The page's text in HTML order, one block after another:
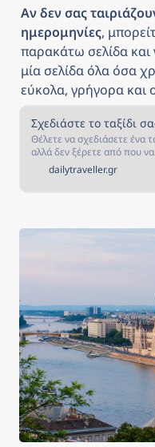
Αν δεν σας
ημερομηνίες,
παρακάτω σελίδα και
μία σελίδα όλα όσα
εύκολα, γρήγορα και
Θέλετε να σχεδιάσετε ένα
αλλά δεν ξέρετε από που να
ξεκινήσετε; Αν ναι, τότε
κατάλληλο μέρος! Στην
πάντα ονειρευόσασταν!
dailytraveller.gr